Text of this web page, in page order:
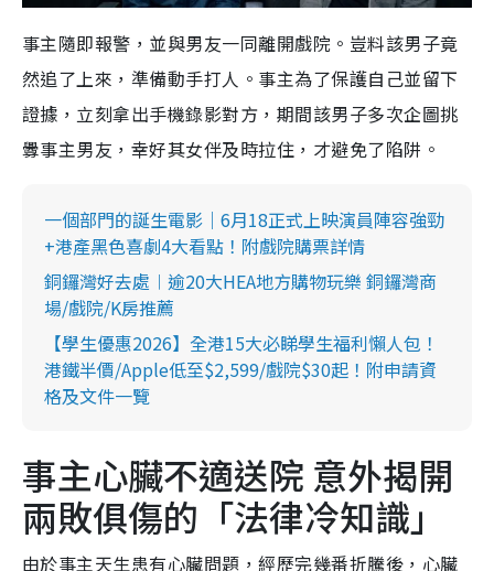
事主隨即報警，並與男友一同離開戲院。豈料該男子竟
然追了上來，準備動手打人。事主為了保護自己並留下
證據，立刻拿出手機錄影對方，期間該男子多次企圖挑
釁事主男友，幸好其女伴及時拉住，才避免了陷阱。
一個部門的誕生電影｜6月18正式上映演員陣容強勁
+港產黑色喜劇4大看點！附戲院購票詳情
銅鑼灣好去處︱逾20大HEA地方購物玩樂 銅鑼灣商
場/戲院/K房推薦
【學生優惠2026】全港15大必睇學生福利懶人包！
港鐵半價/Apple低至$2,599/戲院$30起！附申請資
格及文件一覽
事主心臟不適送院 意外揭開
兩敗俱傷的「法律冷知識」
由於事主天生患有心臟問題，經歷完幾番折騰後，心臟